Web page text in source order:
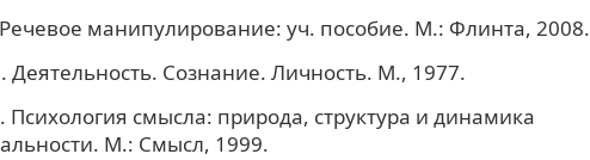
манипулирование: уч. пособие. М.: Флинта, 2008.
Деятельность. Сознание. Личность. М., 1977.
смысла: природа, структура и динамика
М.: Смысл, 1999.